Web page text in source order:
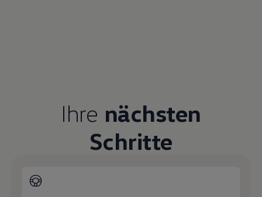
Ihre Ansprechpartnerbei Hahn
Automobile Pforzheim